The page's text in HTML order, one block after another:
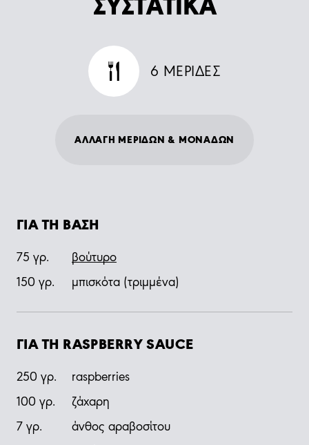
6 ΜΕΡΙΔΕΣ
ΑΛΛΑΓΗ ΜΕΡΙΔΩΝ & ΜΟΝΑΔΩΝ
ΓΙΑ ΤΗ ΒΑΣΗ
75 γρ.
βούτυρο
150 γρ. μπισκότα (τριμμένα)
ΓΙΑ ΤΗ RASPBERRY SAUCE
250 γρ.
raspberries
100 γρ.
ζάχαρη
7 γρ.
άνθος αραβοσίτου